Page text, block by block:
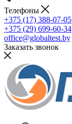
Телефоны
+375 (17) 388-07-05
+375 (29) 699-60-34
office@globaltest.by
Заказать звонок